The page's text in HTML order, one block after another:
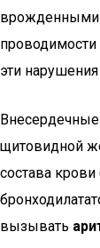
врожденными
эти
щитовидной
состава
вызывать